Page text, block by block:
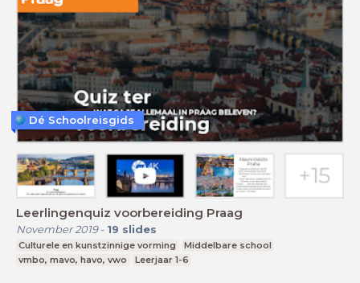
Leerlingenquiz voorbereiding Praag
November 2019- 19 slides
Culturele en kunstzinnige vorming
Middelbare school
vmbo, mavo, havo, vwo
Leerjaar 1-6
Dé Schoolreisgids